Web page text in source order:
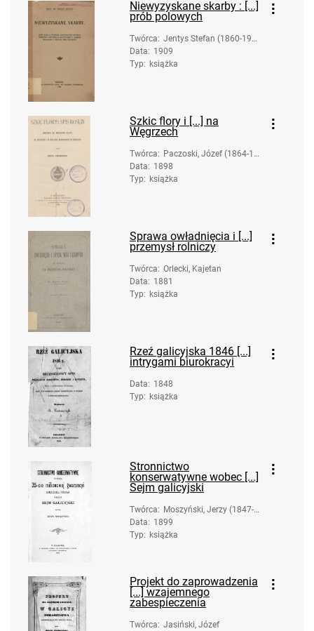
Niewyzyskane skarby : [...]
prób polowych
Twórca: Jentys Stefan (1860-191
9)
Data: 1909
Typ: książka
Szkic flory i [...] na
Węgrzech
Twórca: Paczoski, Józef (1864-19
42)
Data: 1898
Typ: książka
Sprawa owładnięcia i [...]
przemysł rolniczy
Twórca: Orlecki, Kajetan
Data: 1881
Typ: książka
Rzeź galicyjska 1846 [...]
intrygami biurokracyi
Data: 1848
Typ: książka
Stronnictwo
konserwatywne wobec [...]
Sejm galicyjski
Twórca: Moszyński, Jerzy (1847-1
924)
Data: 1899
Typ: książka
Projekt do zaprowadzenia
[...] wzajemnego
zabespieczenia
Twórca: Jasiński, Józef